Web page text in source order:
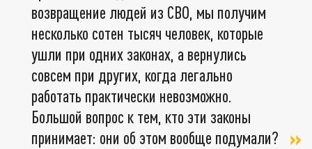
возвращение людей из СВО, мы получим
несколько сотен тысяч человек, которые
ушли при одних законах, а вернулись
совсем при других, когда легально
работать практически невозможно.
Большой вопрос к тем, кто эти законы
принимает: они об этом вообще подумали?